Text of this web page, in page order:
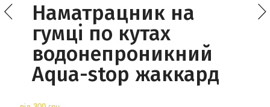
Наматрацник на
гумці по кутах
водонепроникний
Aqua-stop жаккард